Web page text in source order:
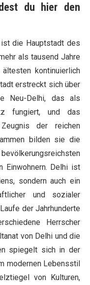
du hier den
die Hauptstadt des
als tausend Jahre
kontinuierlich
erstreckt sich über
Neu-Delhi, das als
fungiert, und das
der reichen
bilden sie die
Delhi ist
sondern auch ein
und sozialer
der Jahrhunderte
Herrscher
von Delhi und die
spiegelt sich in der
modernen Lebensstil
von Kulturen,